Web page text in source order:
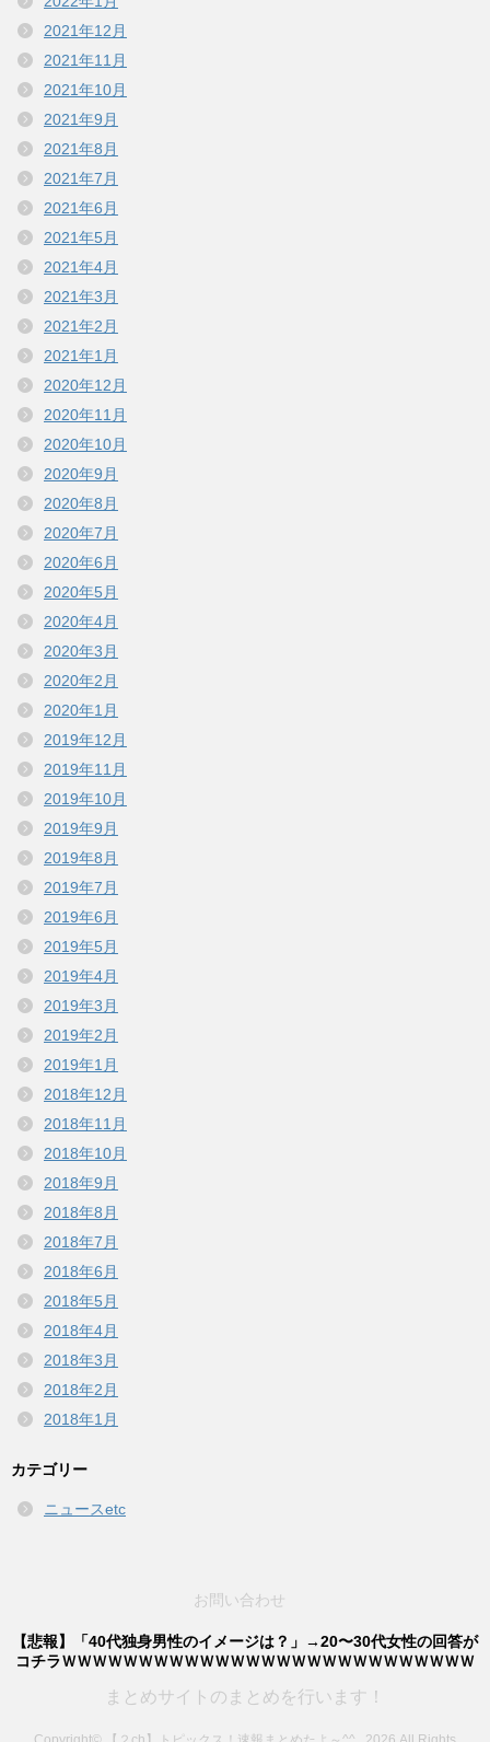
2021年12月
2021年11月
2021年10月
2021年9月
2021年8月
2021年7月
2021年6月
2021年5月
2021年4月
2021年3月
2021年2月
2021年1月
2020年12月
2020年11月
2020年10月
2020年9月
2020年8月
2020年7月
2020年6月
2020年5月
2020年4月
2020年3月
2020年2月
2020年1月
2019年12月
2019年11月
2019年10月
2019年9月
2019年8月
2019年7月
2019年6月
2019年5月
2019年4月
2019年3月
2019年2月
2019年1月
2018年12月
2018年11月
2018年10月
2018年9月
2018年8月
2018年7月
2018年6月
2018年5月
2018年4月
2018年3月
2018年2月
2018年1月
カテゴリー
ニュースetc
お問い合わせ
【悲報】「40代独身男性のイメージは？」→20〜30代女性の回答が
コチラＷＷＷＷＷＷＷＷＷＷＷＷＷＷＷＷＷＷＷＷＷＷＷＷＷＷＷ
まとめサイトのまとめを行います！